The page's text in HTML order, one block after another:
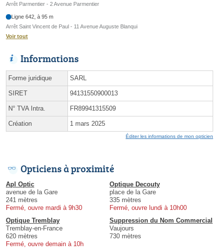
Arrêt Parmentier - 2 Avenue Parmentier
Ligne 642, à 95 m
Arrêt Saint Vincent de Paul - 11 Avenue Auguste Blanqui
Voir tout
Informations
Forme juridique SARL
SIRET 94131550900013
N° TVA Intra. FR89941315509
Création 1 mars 2025
Éditer les informations de mon opticien
Opticiens à proximité
Apl Optic
avenue de la Gare
241 mètres
Fermé, ouvre mardi à 9h30
Optique Decouty
place de la Gare
335 mètres
Fermé, ouvre lundi à 10h00
Optique Tremblay
Tremblay-en-France
620 mètres
Fermé, ouvre demain à 10h
Suppression du Nom Commercial
Vaujours
730 mètres